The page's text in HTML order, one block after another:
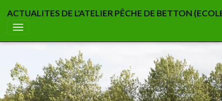
ACTUALITES DE L'ATELIER PÊCHE DE BETTON